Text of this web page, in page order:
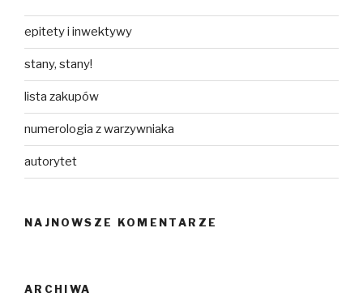
epitety i inwektywy
stany, stany!
lista zakupów
numerologia z warzywniaka
autorytet
NAJNOWSZE KOMENTARZE
ARCHIWA